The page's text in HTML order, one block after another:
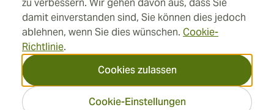
zu verbessern. Wir gehen davon aus, dass Sie
damit einverstanden sind, Sie können dies jedoch
ablehnen, wenn Sie dies wünschen. Cookie-
Richtlinie.
Cookies zulassen
Cookie-Einstellungen
Adresse
Informationen
2026 SwissCubanCigars.de